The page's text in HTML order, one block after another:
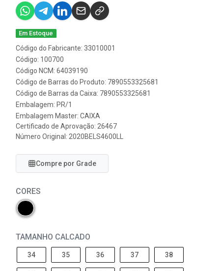
Em Estoque
Código do Fabricante: 33010001
Código: 100700
Código NCM: 64039190
Código de Barras do Produto: 7890553325681
Código de Barras da Caixa: 7890553325681
Embalagem: PR/1
Embalagem Master: CAIXA
Certificado de Aprovação: 26467
Número Original: 2020BELS4600LL
Compre por Grade
CORES
TAMANHO CALCADO
34 35 36 37 38